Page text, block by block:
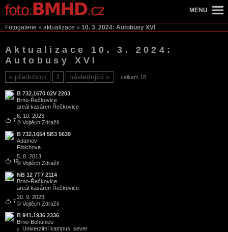
Fotogalerie » aktualizace » 10. 3. 2024: Autobusy XVI
Aktualizace 10. 3. 2024:
Autobusy XVI
předchozí 1 následující celkem 18
7
B 732.1670 02V 2203
Brno-Řečkovice
areál kasáren Řečkovice
6. 10. 2023
© Vojtěch Zdražil
10
B 732.1654 5B3 5639
Adamov
Fibichova
5. 8. 2013
© Vojtěch Zdražil
7
NB 12 7T7 2114
Brno-Řečkovice
areál kasáren Řečkovice
20. 9. 2023
© Vojtěch Zdražil
B 941.1936 2336
Brno-Bohunice
z. Univerzitní kampus, sever
MENU